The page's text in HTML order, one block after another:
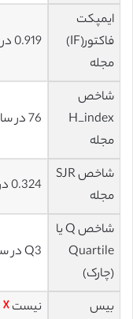
ایمپکت
فاکتور(IF)
مجله
0.919 در سال 2021
شاخص
H_index
مجله
76 در سال 2022
شاخص SJR
مجله
0.324 در سال 2021
شاخص Q یا
Quartile
(چارک)
Q3 در سال 2021
بیس نیست☓